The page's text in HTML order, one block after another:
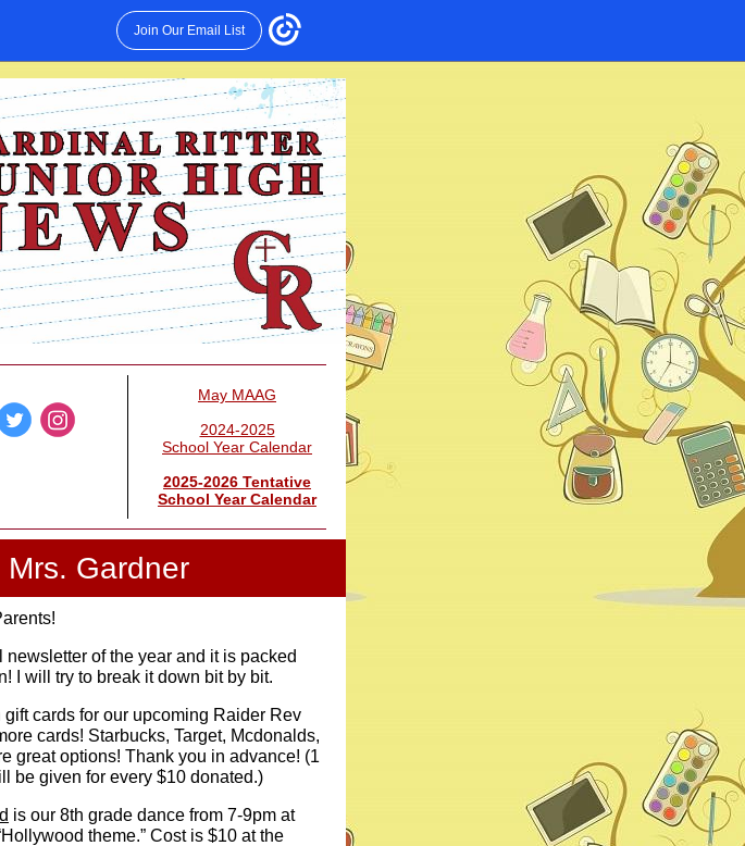
Join Our Email List
May MAAG
2024-2025
School Year Calendar
2025-2026 Tentative
School Year Calendar
Gardner
newsletter of the year and it is packed
I will try to break it down bit by bit.
gift cards for our upcoming Raider Rev
cards! Starbucks, Target, Mcdonalds,
great options! Thank you in advance! (1
be given for every $10 donated.)
is our 8th grade dance from 7-9pm at
theme.” Cost is $10 at the